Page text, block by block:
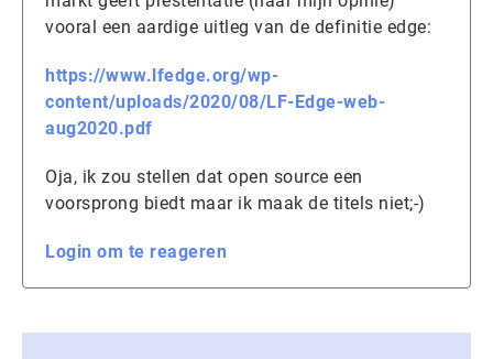
vooral een aardige uitleg van de definitie edge:
https://www.lfedge.org/wp-
content/uploads/2020/08/LF-Edge-web-
aug2020.pdf
Oja, ik zou stellen dat open source een
voorsprong biedt maar ik maak de titels niet;-)
Login om te reageren